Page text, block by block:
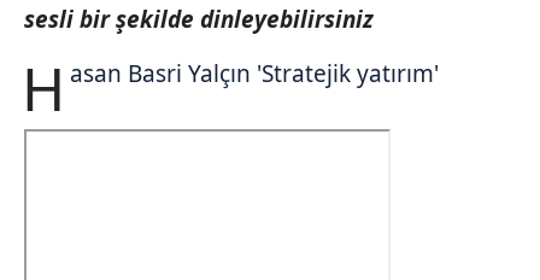
sesli bir şekilde dinleyebilirsiniz
H asan Basri Yalçın 'Stratejik yatırım'